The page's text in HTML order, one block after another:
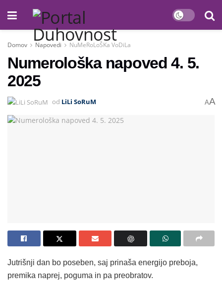
Domov Napovedi NuMeRoLoŠKa VoDiLa
Numerološka napoved 4. 5.
2025
od LiLi SoRuM AA
Jutrišnji dan bo poseben, saj prinaša energijo preboja,
premika naprej, poguma in pa preobratov.